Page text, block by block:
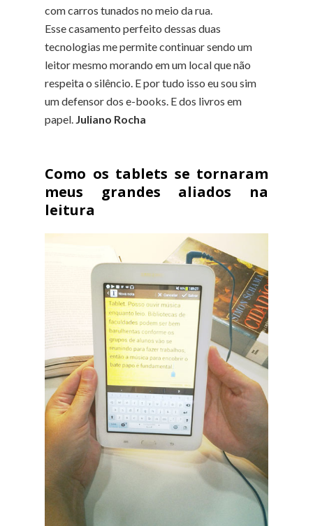
com carros tunados no meio da rua.
Esse casamento perfeito dessas duas
tecnologias me permite continuar sendo um
leitor mesmo morando em um local que não
respeita o silêncio. E por tudo isso eu sou sim
um defensor dos e-books. E dos livros em
papel. Juliano Rocha
Como os tablets se tornaram
meus grandes aliados na
leitura